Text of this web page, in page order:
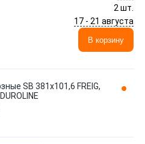
2 шт.
17 - 21 августа
В корзину
SB 381x101,6 FREIG,